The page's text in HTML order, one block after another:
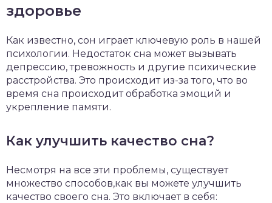
здоровье
Как известно, сон играет ключевую роль в нашей
психологии. Недостаток сна может вызывать
депрессию, тревожность и другие психические
расстройства. Это происходит из-за того, что во
время сна происходит обработка эмоций и
укрепление памяти.
Как улучшить качество сна?
Несмотря на все эти проблемы, существует
множество способов,как вы можете улучшить
качество своего сна. Это включает в себя: